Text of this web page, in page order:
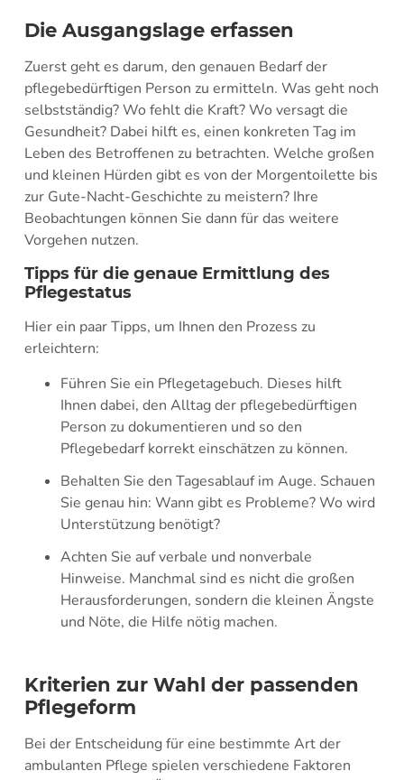
Die Ausgangslage erfassen
Zuerst geht es darum, den genauen Bedarf der
pflegebedürftigen Person zu ermitteln. Was geht noch
selbstständig? Wo fehlt die Kraft? Wo versagt die
Gesundheit? Dabei hilft es, einen konkreten Tag im
Leben des Betroffenen zu betrachten. Welche großen
und kleinen Hürden gibt es von der Morgentoilette bis
zur Gute-Nacht-Geschichte zu meistern? Ihre
Beobachtungen können Sie dann für das weitere
Vorgehen nutzen.
Tipps für die genaue Ermittlung des
Pflegestatus
Hier ein paar Tipps, um Ihnen den Prozess zu
erleichtern:
Führen Sie ein Pflegetagebuch. Dieses hilft
Ihnen dabei, den Alltag der pflegebedürftigen
Person zu dokumentieren und so den
Pflegebedarf korrekt einschätzen zu können.
Behalten Sie den Tagesablauf im Auge. Schauen
Sie genau hin: Wann gibt es Probleme? Wo wird
Unterstützung benötigt?
Achten Sie auf verbale und nonverbale
Hinweise. Manchmal sind es nicht die großen
Herausforderungen, sondern die kleinen Ängste
und Nöte, die Hilfe nötig machen.
Kriterien zur Wahl der passenden
Pflegeform
Bei der Entscheidung für eine bestimmte Art der
ambulanten Pflege spielen verschiedene Faktoren